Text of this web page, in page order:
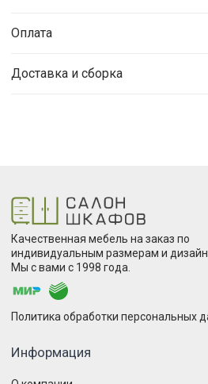
Оплата
Доставка и сборка
Качественная мебель на заказ по
индивидуальным размерам и
Мы с вами с 1998 года.
Политика обработки персональных
Информация